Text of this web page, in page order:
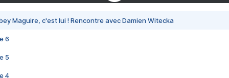
Maguire, c'est lui ! Rencontre avec Damien Witecka
6
5
4